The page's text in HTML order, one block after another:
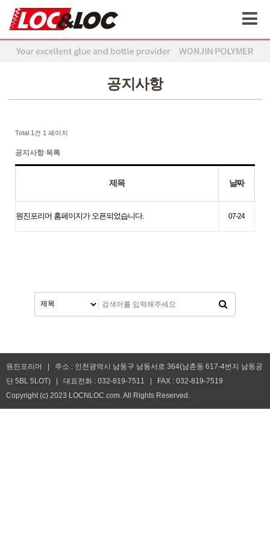
공지사항
Total 1건 1 페이지
공지사항 목록
제목 날짜
원진포리머 홈페이지가 오픈되었습니다. 07-24
원진포리머 | 주소 : 인천광역시 남동구 남동서로 364(남촌동 617-4번지 남동공
단 5BL 5LOT) | 대표전화 : 032-819-7511 | FAX : 032-819-7519
Copyright (c) 2023 LOCNLOC.com. All Rights Reserved.